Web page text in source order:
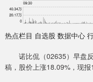
热点栏目 自选股 数据中心
诺比侃（02635）早盘反
稿，股价上涨18.09%，现报